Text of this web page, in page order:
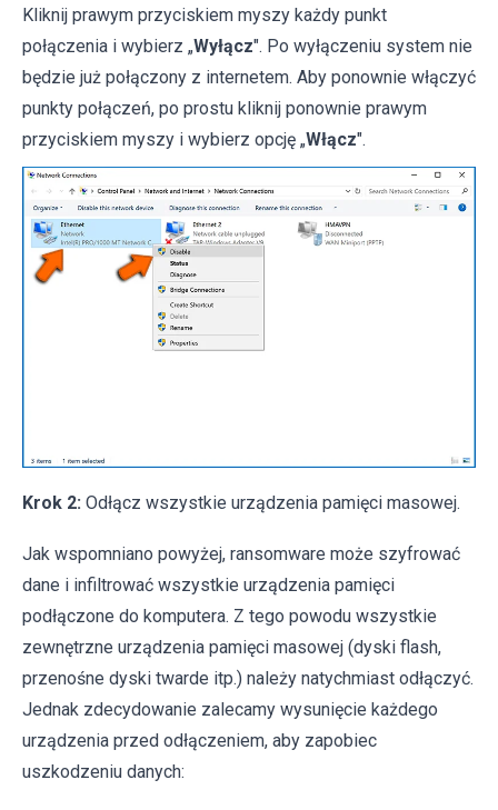
Kliknij prawym przyciskiem myszy każdy punkt
połączenia i wybierz „Wyłącz". Po wyłączeniu system nie
będzie już połączony z internetem. Aby ponownie włączyć
punkty połączeń, po prostu kliknij ponownie prawym
przyciskiem myszy i wybierz opcję „Włącz".
Krok 2: Odłącz wszystkie urządzenia pamięci masowej.
Jak wspomniano powyżej, ransomware może szyfrować
dane i infiltrować wszystkie urządzenia pamięci
podłączone do komputera. Z tego powodu wszystkie
zewnętrzne urządzenia pamięci masowej (dyski flash,
przenośne dyski twarde itp.) należy natychmiast odłączyć.
Jednak zdecydowanie zalecamy wysunięcie każdego
urządzenia przed odłączeniem, aby zapobiec
uszkodzeniu danych: